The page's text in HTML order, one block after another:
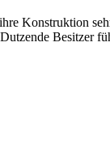
Konstruktion
Besitzer